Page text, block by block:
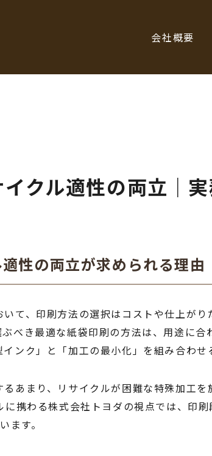
会社概要
クル適性の両立｜
性の両立が求められる理由
て、印刷方法の選択はコストや仕上がり
べき最適な紙袋印刷の方法は、用途に
ンク」と「加工の最小化」を組み合わせ
あまり、リサイクルが困難な特殊加工
携わる株式会社トヨダの視点では、印
ます。